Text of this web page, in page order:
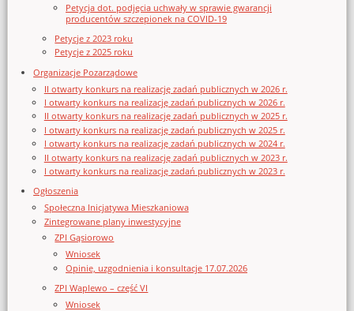
Petycja dot. podjęcia uchwały w sprawie gwarancji
producentów szczepionek na COVID-19
Petycje z 2023 roku
Petycje z 2025 roku
Organizacje Pozarządowe
II otwarty konkurs na realizację zadań publicznych w 2026 r.
I otwarty konkurs na realizację zadań publicznych w 2026 r.
II otwarty konkurs na realizację zadań publicznych w 2025 r.
I otwarty konkurs na realizację zadań publicznych w 2025 r.
I otwarty konkurs na realizację zadań publicznych w 2024 r.
II otwarty konkurs na realizację zadań publicznych w 2023 r.
I otwarty konkurs na realizację zadań publicznych w 2023 r.
Ogłoszenia
Społeczna Inicjatywa Mieszkaniowa
Zintegrowane plany inwestycyjne
ZPI Gąsiorowo
Wniosek
Opinie, uzgodnienia i konsultacje 17.07.2026
ZPI Waplewo – część VI
Wniosek